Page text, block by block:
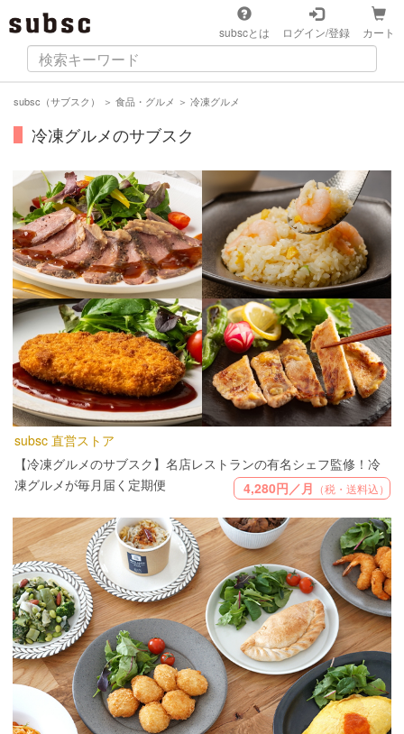
subscとは ログイン/登録 カート
subsc（サブスク） ＞ 食品・グルメ ＞ 冷凍グルメ
冷凍グルメのサブスク
subsc 直営ストア
【冷凍グルメのサブスク】名店レストランの有名シェフ監修！冷
凍グルメが毎月届く定期便
4,280円／月 （税・送料込）